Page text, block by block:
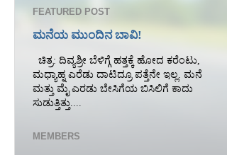
FEATURED POST
ಮನೆಯ ಮುಂದಿನ ಬಾವಿ!
ಚಿತ್ರ: ದಿವ್ಯಶ್ರೀ ಬೆಳಿಗ್ಗೆ ಹತ್ತಕ್ಕೆ ಹೋದ ಕರೆಂಟು,
ಮಧ್ಯಾಹ್ನ ಎರೆಡು ದಾಟಿದ್ರೂ ಪತ್ತೆನೇ ಇಲ್ಲ. ಮನೆ
ಮತ್ತು ಮೈ ಎರಡು ಬೇಸಿಗೆಯ ಬಿಸಿಲಿಗೆ ಕಾದು
ಸುಡುತ್ತಿತ್ತು....
MEMBERS